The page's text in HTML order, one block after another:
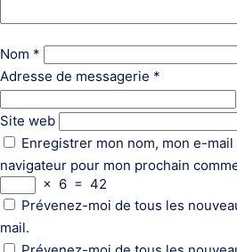
Nom *
Adresse de messagerie *
Site web
Enregistrer mon nom, mon e-
navigateur pour mon prochain
× 6 = 42
Prévenez-moi de tous les
mail.